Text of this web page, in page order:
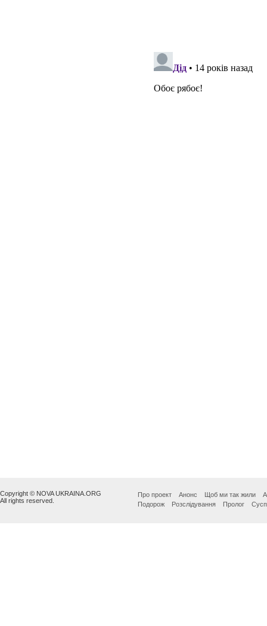
Copyright © NOVA UKRAINA.ORG
All rights reserved.
Про проект Анонс Щоб ми так жили
Подорож
Розслідування Пролог